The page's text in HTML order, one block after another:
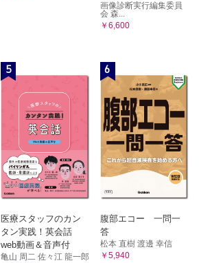
画像診断実行編集委員
会 森...
￥6,600
5
医療スタッフのカン
タン実践！英会話
web動画＆音声付
亀山 周二 佐々江 龍一郎
6
腹部エコー 一問一
答
松本 直樹 渡邊 幸信
￥5,940